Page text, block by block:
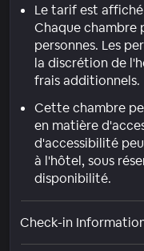
Le tarif est
Chaque chambre
personnes. Les
la discrétion de
frais additionnels.
Cette chambre
en matière
d'accessibilité
à l'hôtel, sous
disponibilité.
Check-in